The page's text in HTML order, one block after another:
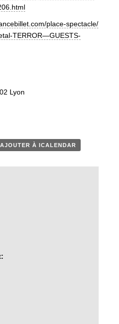
l
place-spectacle/
TERROR—GUESTS-
Lyon
À ICALENDAR